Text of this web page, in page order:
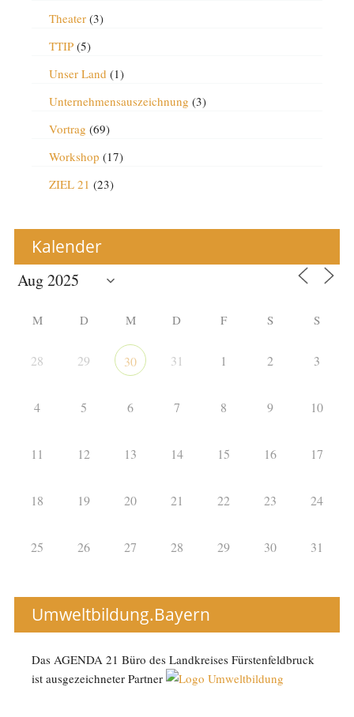
Theater(3)
TTIP(5)
Unser Land (1)
Unternehmensauszeichnung (3)
Vortrag (69)
Workshop (17)
ZIEL 21 (23)
Kalender
M D M D F S S
28 29 30 31 1 2 3
4 5 6 7 8 9 10
11 12 13 14 15 16 17
18 19 20 21 22 23 24
25 26 27 28 29 30 31
Umweltbildung.Bayern
Das AGENDA 21 Büro des Landkreises Fürstenfeldbruck
ist ausgezeichneter Partner